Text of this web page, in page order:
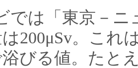
では「東京－ニ
200μSv。これ
びる値。たと